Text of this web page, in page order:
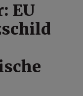
EU